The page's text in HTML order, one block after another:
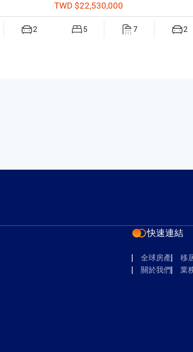
2
TWD $22,530,000
5 7 2
快速連結
全球房產 移
關於我們
業